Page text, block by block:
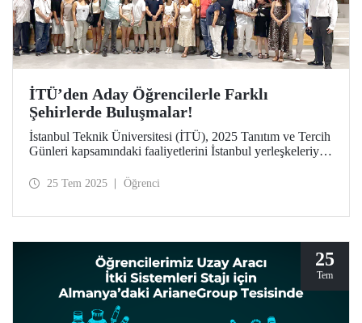
İTÜ’den Aday Öğrencilerle Farklı
Şehirlerde Buluşmalar!
İstanbul Teknik Üniversitesi (İTÜ), 2025 Tanıtım ve Tercih
Günleri kapsamındaki faaliyetlerini İstanbul yerleşkeleriyle
Mezun derneklerinin desteğiyle hayata geçen buluşmalar
25 Tem 2025 Öğrenci
25
Tem